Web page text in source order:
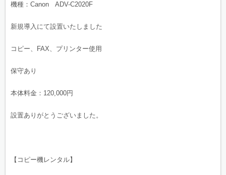
機種：Canon ADV-C2020F
新規導入にて設置いたしました
コピー、FAX、プリンター使用
保守あり
本体料金：120,000円
設置ありがとうございました。
【コピー機レンタル】